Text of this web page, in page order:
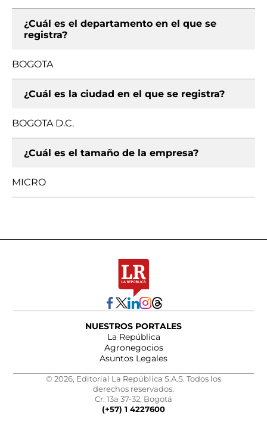
¿Cuál es el departamento en el que se
registra?
BOGOTA
¿Cuál es la ciudad en el que se registra?
BOGOTA D.C.
¿Cuál es el tamaño de la empresa?
MICRO
NUESTROS PORTALES
La República
Agronegocios
Asuntos Legales
© 2026, Editorial La República S.A.S. Todos los
derechos reservados.
Cr. 13a 37-32, Bogotá
(+57) 1 4227600